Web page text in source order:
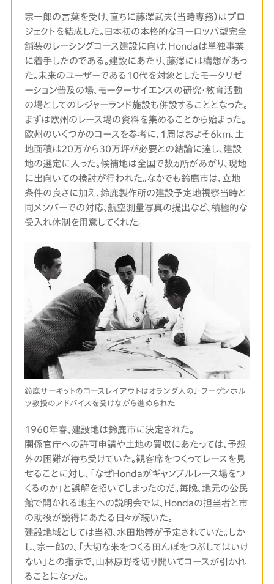
宗一郎の言葉を受け、直ちに藤澤武夫（当時専務）はプロ
ジェクトを結成した。日本初の本格的なヨーロッパ型完全
舗装のレーシングコース建設に向け、Hondaは単独事業
に着手したのである。建設にあたり、藤澤には構想があっ
た。未来のユーザーである10代を対象としたモータリゼ
ーション普及の場、モーターサイエンスの研究・教育活動
の場としてのレジャーランド施設も併設することとなった。
まずは欧州のレース場の資料を集めることから始まった。
欧州のいくつかのコースを参考に、1周はおよそ6km、土
地面積は20万から30万坪が必要との結論に達し、建設
地の選定に入った。候補地は全国で数ヵ所があがり、現地
に出向いての検討が行われた。なかでも鈴鹿市は、立地
条件の良さに加え、鈴鹿製作所の建設予定地視察当時と
同メンバーでの対応、航空測量写真の提出など、積極的な
受入れ体制を用意してくれた。
鈴鹿サーキットのコースレイアウトはオランダ人の J・フーゲンホル
ツ教授のアドバイスを受けながら進められた
1960年春、建設地は鈴鹿市に決定された。
関係官庁への許可申請や土地の買収にあたっては、予想
外の困難が待ち受けていた。観客席をつくってレースを見
せることに対し、「なぜHondaがギャンブルレース場をつ
くるのか」と誤解を招いてしまったのだ。毎晩、地元の公民
館で開かれる地主への説明会では、Hondaの担当者と市
の助役が説得にあたる日々が続いた。
建設地域としては当初、水田地帯が予定されていた。しか
し、宗一郎の、「大切な米をつくる田んぼをつぶしてはいけ
ない」との指示で、山林原野を切り開いてコースが引かれ
ることになった。